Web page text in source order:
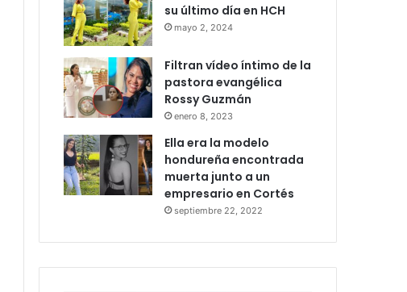
su último día en HCH
mayo 2, 2024
Filtran vídeo íntimo de la
pastora evangélica
Rossy Guzmán
enero 8, 2023
Ella era la modelo
hondureña encontrada
muerta junto a un
empresario en Cortés
septiembre 22, 2022